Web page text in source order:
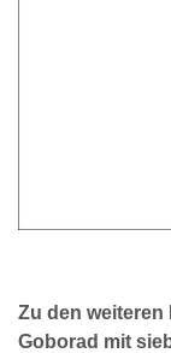
Zu den
Goborad mit